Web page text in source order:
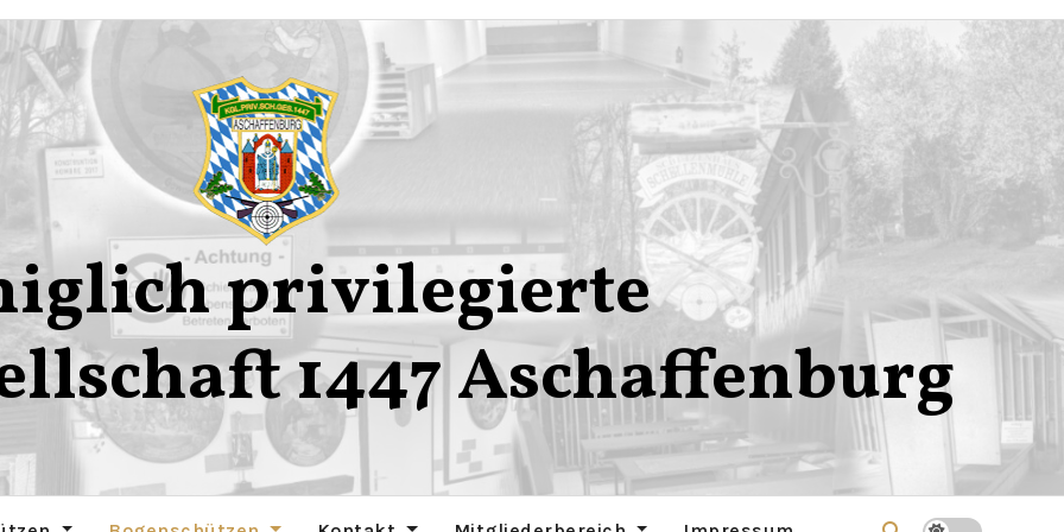
privilegierte
1447 Aschaffenburg